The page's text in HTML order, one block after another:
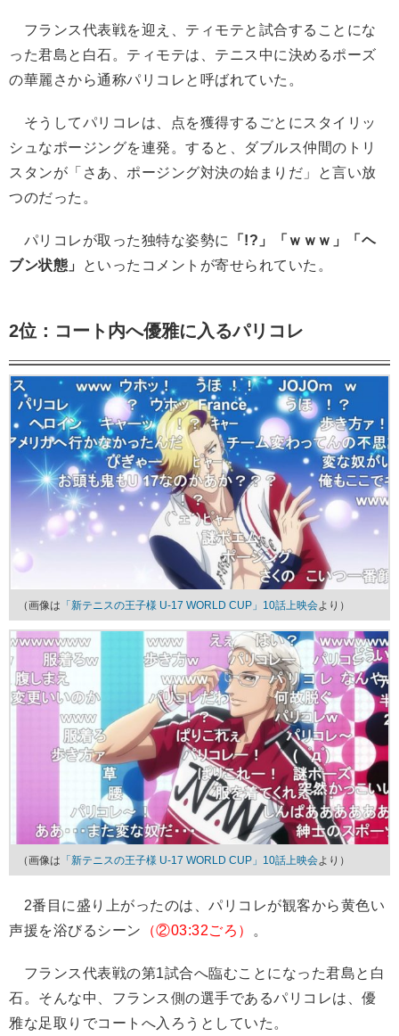
フランス代表戦を迎え、ティモテと試合することにな
った君島と白石。ティモテは、テニス中に決めるポーズ
の華麗さから通称パリコレと呼ばれていた。
そうしてパリコレは、点を獲得するごとにスタイリッ
シュなポージングを連発。すると、ダブルス仲間のトリ
スタンが「さあ、ポージング対決の始まりだ」と言い放
つのだった。
パリコレが取った独特な姿勢に 「!?」「ｗｗｗ」「ヘ
ブン状態」
といったコメントが寄せられていた。
2位：コート内へ優雅に入るパリコレ
（画像は 「新テニスの王子様 U-17 WORLD CUP」10話上映会より）
（画像は 「新テニスの王子様 U-17 WORLD CUP」10話上映会より）
2番目に盛り上がったのは、パリコレが観客から黄色い
声援を浴びるシーン （②03:32ごろ） 。
フランス代表戦の第1試合へ臨むことになった君島と白
石。そんな中、フランス側の選手であるパリコレは、優
雅な足取りでコートへ入ろうとしていた。